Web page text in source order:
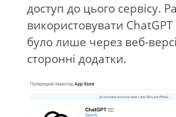
доступ до цього сервісу.
використовувати
було лише через веб-
сторонні додатки.